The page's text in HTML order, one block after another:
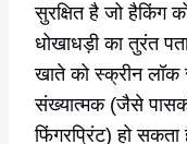
सुरक्षित है जो हैकिंग
धोखाधड़ी का तुरंत
खाते को स्क्रीन लॉक
संख्यात्मक (जैसे
फिंगरप्रिंट) हो सकता